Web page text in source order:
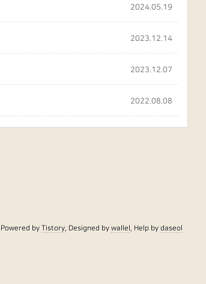
2024.05.19
2023.12.14
2023.12.07
2022.08.08
Powered byTistory, Designed bywallel, Help bydaseol